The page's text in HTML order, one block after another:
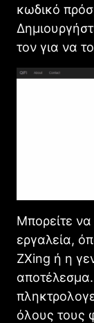
κωδικό
τον για να
Μπορείτε
εργαλεία,
ZXing ή η
όλους τους